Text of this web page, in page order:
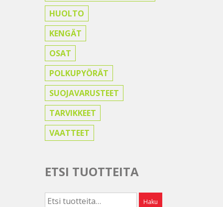
HUOLTO
KENGÄT
OSAT
POLKUPYÖRÄT
SUOJAVARUSTEET
TARVIKKEET
VAATTEET
ETSI TUOTTEITA
Etsi: Haku